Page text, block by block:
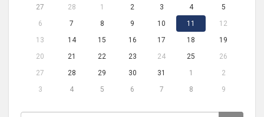
27 28 1 2 3 4
5
6
7 8 9 10 11
12
13
14 15 16 17 18
19
20
21 22 23 24 25
26
27
28 29 30 31 1
2
3
4 5 6 7 8 9